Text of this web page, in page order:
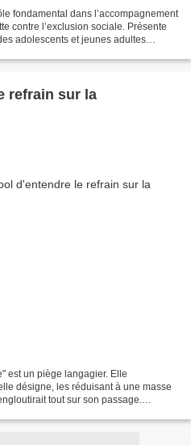
fondamental dans l’accompagnement
contre l’exclusion sociale. Présente
adolescents et jeunes adultes
refrain sur la
est un piège langagier. Elle
désigne, les réduisant à une masse
tout sur son passage.